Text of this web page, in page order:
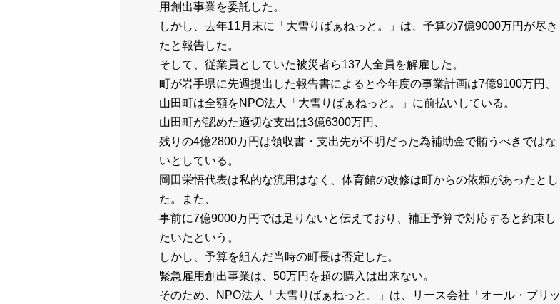
用創出事業を委託した。
しかし、去年11月末に「大雪りばぁねっと。」は、予算の7億9000万円が尽き
たと報告した。
そして、従業員としていた被災者ら137人全員を解雇した。
町が岩手県に先週提出した報告書によると今年度の事業計画は7億9100万円、
山田町は全額をNPO法人「大雪りばぁねっと。」に前払いしている。
山田町が認めた適切な支出は3億6300万円、
残りの4億2800万円は領収書・支出先が不明だった為補助金で賄うべきではな
いとしている。
岡田栄悟代表は私的な流用はなく、体育館の改修は町からの依頼があったとし
た。また、
事前に7億9000万円では足りないと伝えており、補正予算で対応すると約束し
たいたという。
しかし、予算を組んだ当時の町長は否定した。
緊急雇用創出事業は、50万円を超の購入は出来ない。
そのため、NPO法人「大雪りばぁねっと。」は、リース会社「オール・ブリッ